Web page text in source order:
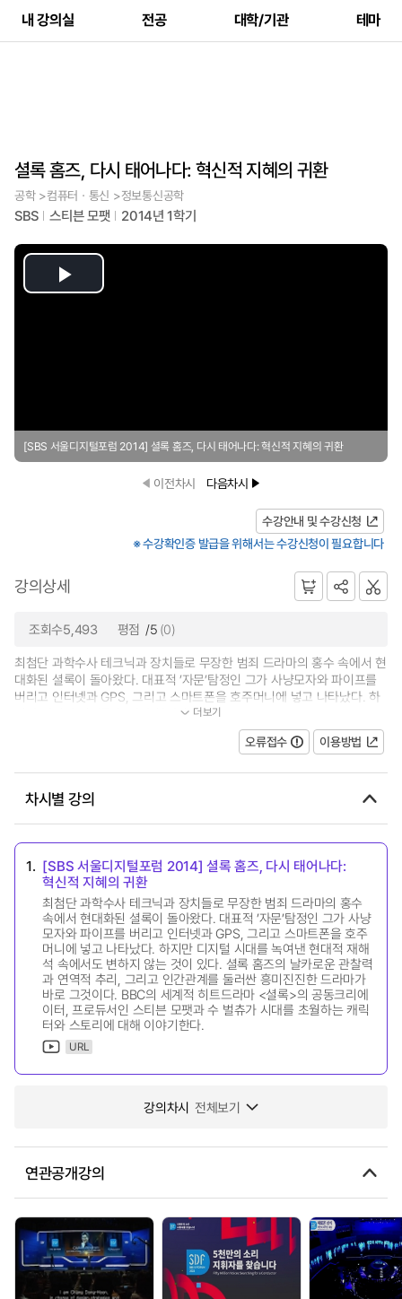
내 강의실 전공 대학/기관 테마
셜록 홈즈, 다시 태어나다: 혁신적 지혜의 귀환
공학 >컴퓨터ㆍ통신 >정보통신공학
SBS 스티븐 모팻 2014년 1학기
Play
[SBS 서울디지털포럼 2014] 셜록 홈즈, 다시 태어나다: 혁신적 지혜의 귀환
이전차시 다음차시
수강안내 및 수강신청
※ 수강확인증 발급을 위해서는 수강신청이 필요합니다
강의상세
조회수5,493 평점 /5 (0)
최첨단 과학수사 테크닉과 장치들로 무장한 범죄 드라마의 홍수 속에서 현
대화된 셜록이 돌아왔다. 대표적 ’자문’탐정인 그가 사냥모자와 파이프를
버리고 인터넷과 GPS, 그리고 스마트폰을 호주머니에 넣고 나타났다. 하
지만 디지털 시대를 녹여낸 현대적...더보기
오류접수 이용방법
차시별 강의
1. [SBS 서울디지털포럼 2014] 셜록 홈즈, 다시 태어나다:
혁신적 지혜의 귀환
최첨단 과학수사 테크닉과 장치들로 무장한 범죄 드라마의 홍수
속에서 현대화된 셜록이 돌아왔다. 대표적 ’자문’탐정인 그가 사냥
모자와 파이프를 버리고 인터넷과 GPS, 그리고 스마트폰을 호주
머니에 넣고 나타났다. 하지만 디지털 시대를 녹여낸 현대적 재해
석 속에서도 변하지 않는 것이 있다. 셜록 홈즈의 날카로운 관찰력
과 연역적 추리, 그리고 인간관계를 둘러싼 흥미진진한 드라마가
바로 그것이다. BBC의 세계적 히트드라마 <셜록>의 공동크리에
이터, 프로듀서인 스티븐 모팻과 수 벌츄가 시대를 초월하는 캐릭
터와 스토리에 대해 이야기한다.
URL
강의차시 전체보기
연관공개강의